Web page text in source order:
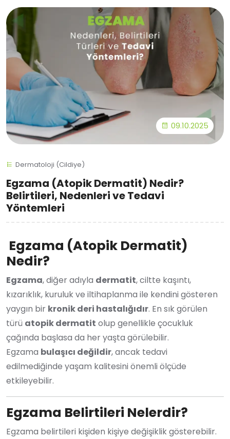
09.10.2025
Dermatoloji (Cildiye)
Egzama (Atopik Dermatit) Nedir?
Belirtileri, Nedenleri ve Tedavi
Yöntemleri
Egzama (Atopik Dermatit)
Nedir?
Egzama, diğer adıyla dermatit, ciltte kaşıntı,
kızarıklık, kuruluk ve iltihaplanma ile kendini gösteren
yaygın bir kronik deri hastalığıdır. En sık görülen
türü atopik dermatit olup genellikle çocukluk
çağında başlasa da her yaşta görülebilir.
Egzama bulaşıcı değildir, ancak tedavi
edilmediğinde yaşam kalitesini önemli ölçüde
etkileyebilir.
Egzama Belirtileri Nelerdir?
Egzama belirtileri kişiden kişiye değişiklik gösterebilir.